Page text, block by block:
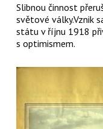
Slibnou činnost
světové války.Vznik
státu v říjnu 1918
s optimismem.